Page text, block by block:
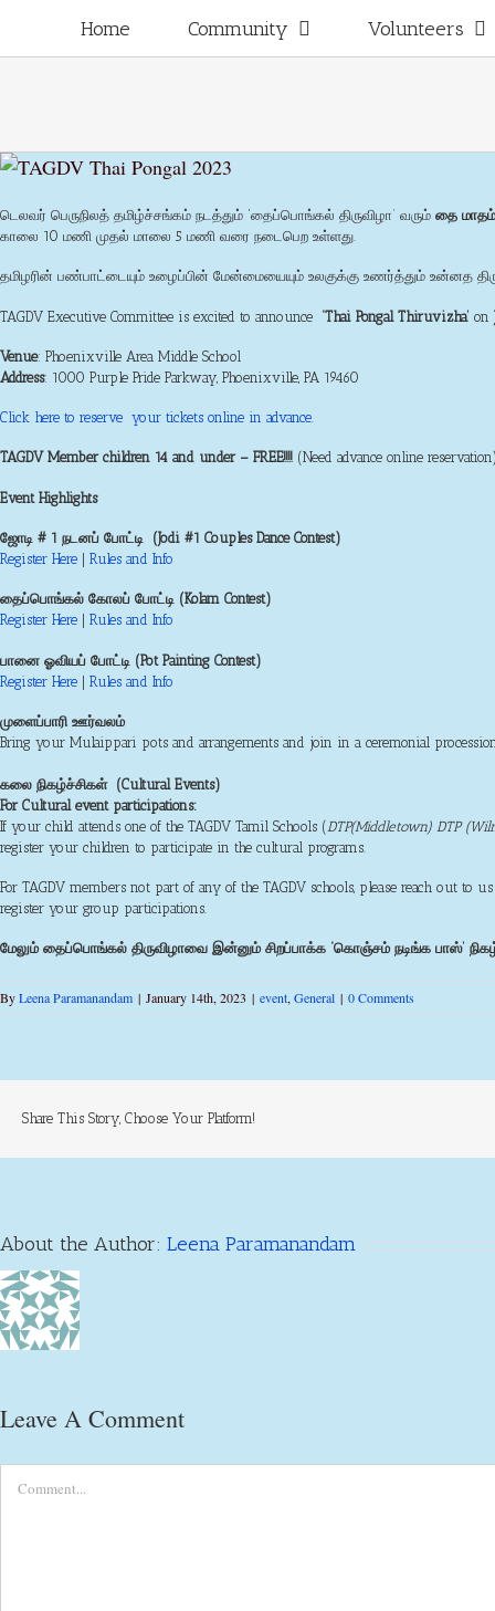
for:
Home Community Volunteers
டெலவர் பெருநிலத் தமிழ்ச்சங்கம் நடத்தும் ‘தைப்பொங்கல் திருவிழா’ வரும் தை
காலை 10 மணி முதல் மாலை 5 மணி வரை நடைபெற உள்ளது.
தமிழரின் பண்பாட்டையும் உழைப்பின் மேன்மையையும் உலகுக்கு உணர்த்தும் உன்னத
TAGDV Executive Committee is excited to announce ‘Thai Pongal Thiruvizha’ on
Venue: Phoenixville Area Middle School
Address: 1000 Purple Pride Parkway, Phoenixville, PA 19460
Click here to reserve your tickets online in advance.
TAGDV Member children 14 and under – FREE!!!! (Need advance online
Event Highlights
ஜோடி # 1 நடனப் போட்டி (Jodi #1 Couples Dance Contest)
Register Here
Rules and Info
தைப்பொங்கல் கோலப் போட்டி (Kolam Contest)
Register Here
Rules and Info
பானை ஓவியப் போட்டி (Pot Painting Contest)
Register Here | Rules and Info
முளைப்பாரி ஊர்வலம்
Bring your Mulaippari pots and arrangements and join in a ceremonial
​கலை நிகழ்ச்சிகள் (Cultural Events)
For Cultural event participations:
If your child attends one of the TAGDV Tamil Schools (DTP(Middletown) DTP
register your children to participate in the cultural programs.
For TAGDV members not part of any of the TAGDV schools, please reach out to
register your group participations.
மேலும் தைப்பொங்கல் திருவிழாவை இன்னும் சிறப்பாக்க ‘கொஞ்சம் நடிங்க பாஸ்’
ByLeena Paramanandam | January 14th, 2023 | event,General | 0 Comments
Share This Story, Choose Your Platform!
About the Author: Leena Paramanandam
Leave A Comment